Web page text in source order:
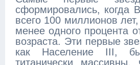
сформировались, когда
всего 100 миллионов
менее одного процента
возраста. Эти первые
как Население III,
титанически массивны,